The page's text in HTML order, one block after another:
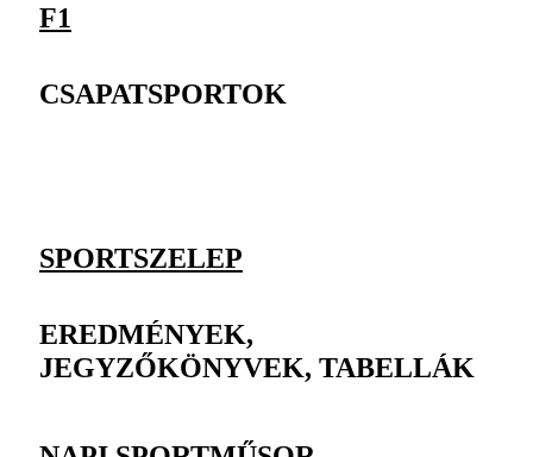
F1
CSAPATSPORTOK
SPORTSZELEP
EREDMÉNYEK,
JEGYZŐKÖNYVEK, TABELLÁK